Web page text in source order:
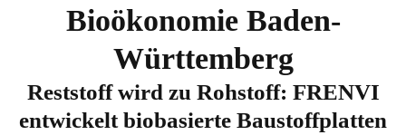
Bioökonomie Baden-
Württemberg
Reststoff wird zu Rohstoff: FRENVI
entwickelt biobasierte Baustoffplatten